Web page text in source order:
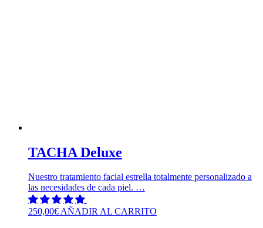
TACHA Deluxe
Nuestro tratamiento facial estrella totalmente personalizado a
las necesidades de cada piel. …
250,00€AÑADIR AL CARRITO